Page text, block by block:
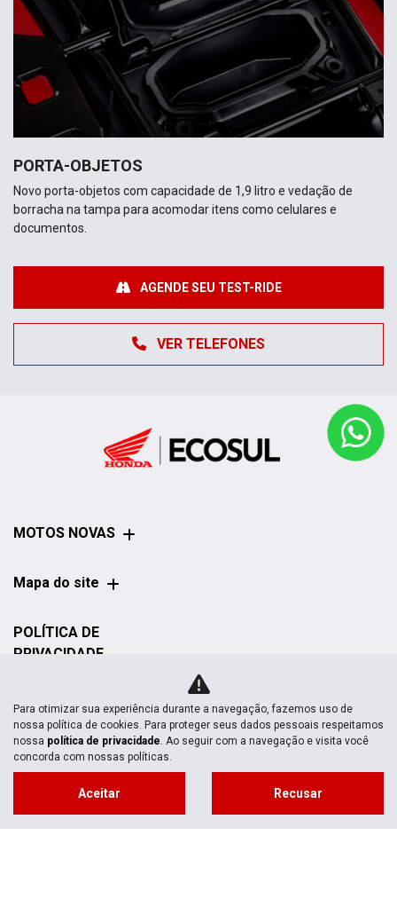
PORTA-OBJETOS
Novo porta-objetos com capacidade de 1,9 litro e vedação de
borracha na tampa para acomodar itens como celulares e
documentos.
VER TELEFONES
AGENDE SEU TEST-RIDE
MOTOS NOVAS
Mapa do site
POLÍTICA DE
PRIVACIDADE
Honda Ecosul Morretes | Ecosul Motos
CNPJ: 07.802.376/0008-35
Para otimizar sua experiência durante a navegação, fazemos uso de
nossa política de cookies. Para proteger seus dados pessoais respeitamos
nossa política de privacidade. Ao seguir com a navegação e visita você
concorda com nossas políticas.
Aceitar Recusar